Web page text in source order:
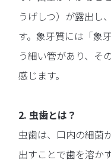
うげしつ）が露出し
す。象牙質には「象
う細い管があり、そ
感じます。
2. 虫歯とは？
虫歯は、口内の細菌
出すことで歯を溶か